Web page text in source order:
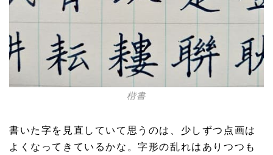
楷書
書いた字を見直していて思うのは、少しずつ点画は
よくなってきているかな。字形の乱れはありつつも